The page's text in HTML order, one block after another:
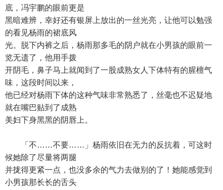
底，冯宇鹏的眼前更是
黑暗难辨，幸好还有银屏上放出的一丝光亮，让他可以勉强
的看见杨雨的裙底风
光。脱下内裤之后，杨雨那多毛的阴户就在小男孩的眼前一
览无遗了，他用手拨
开阴毛，鼻子马上就闻到了一股成熟女人下体特有的腥檀气
味，这段时间以来，
他已经对杨雨下体的这种气味非常熟悉了，丝毫也不迟疑地
就在嘴巴贴到了成熟
美妇下身黑黑的阴唇上。
「不……不要……」杨雨依旧在无力的反抗着，可这时
候她除了尽量将两腿
并拢得更紧一点，也没多余的气力去做别的了！她能感觉到
小男孩那长长的舌头